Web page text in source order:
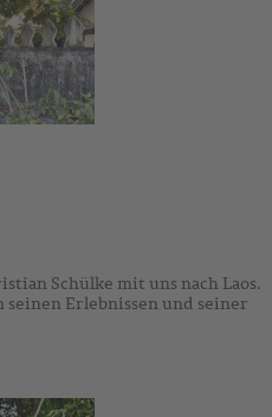
Schülke mit uns nach Laos.
seinen Erlebnissen und seiner